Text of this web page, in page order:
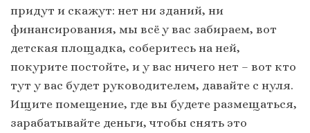
придут и скажут: нет ни зданий, ни
финансирования, мы всё у вас забираем, вот
детская площадка, соберитесь на ней,
покурите постойте, и у вас ничего нет – вот кто
тут у вас будет руководителем, давайте с нуля.
Ищите помещение, где вы будете размещаться,
зарабатывайте деньги, чтобы снять это